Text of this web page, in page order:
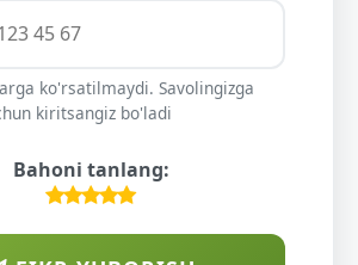
ko'rsatilmaydi. Savolingizga
kiritsangiz bo'ladi
Bahoni tanlang: